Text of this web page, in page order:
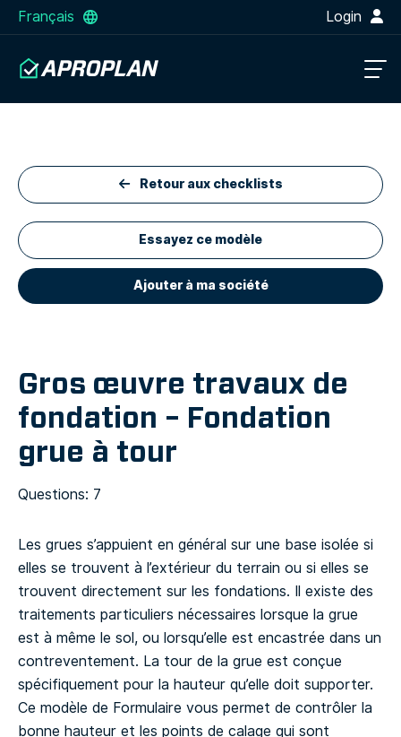
Français Login
Retour aux checklists
Essayez ce modèle
Ajouter à ma société
Gros œuvre travaux de
fondation – Fondation
grue à tour
Questions: 7
Les grues s’appuient en général sur une base isolée si
elles se trouvent à l’extérieur du terrain ou si elles se
trouvent directement sur les fondations. Il existe des
traitements particuliers nécessaires lorsque la grue
est à même le sol, ou lorsqu’elle est encastrée dans un
contreventement. La tour de la grue est conçue
spécifiquement pour la hauteur qu’elle doit supporter.
Ce modèle de Formulaire vous permet de contrôler la
bonne hauteur et les points de calage qui sont